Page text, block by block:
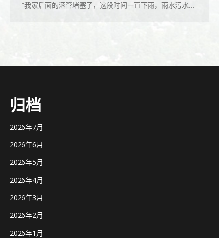
“我家后面的涵管堵塞了，这段时间一直下雨，雨水污水…
归档
2026年7月
2026年6月
2026年5月
2026年4月
2026年3月
2026年2月
2026年1月